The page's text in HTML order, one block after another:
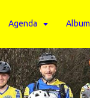
Agenda Album